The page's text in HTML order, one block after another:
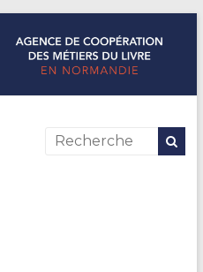
& Lecture
du livre en Normandie